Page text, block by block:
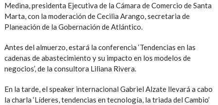
Medina, presidenta Ejecutiva de la Cámara de Comercio de Santa
Marta, con la moderación de Cecilia Arango, secretaria de
Planeación de la Gobernación de Atlántico.
Antes del almuerzo, estará la conferencia ‘Tendencias en las
cadenas de abastecimiento y su impacto en los modelos de
negocios’, de la consultora Liliana Rivera.
En la tarde, el speaker internacional Gabriel Alzate llevará a cabo
la charla ‘Líderes, tendencias en tecnología, la triada del Cambio’